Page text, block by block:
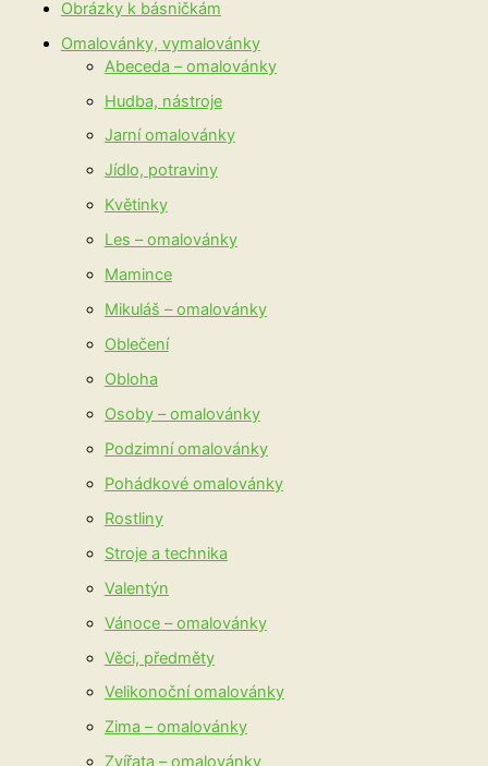
Obrázky k básničkám
Omalovánky, vymalovánky
Abeceda – omalovánky
Hudba, nástroje
Jarní omalovánky
Jídlo, potraviny
Květinky
Les – omalovánky
Mamince
Mikuláš – omalovánky
Oblečení
Obloha
Osoby – omalovánky
Podzimní omalovánky
Pohádkové omalovánky
Rostliny
Stroje a technika
Valentýn
Vánoce – omalovánky
Věci, předměty
Velikonoční omalovánky
Zima – omalovánky
Zvířata – omalovánky